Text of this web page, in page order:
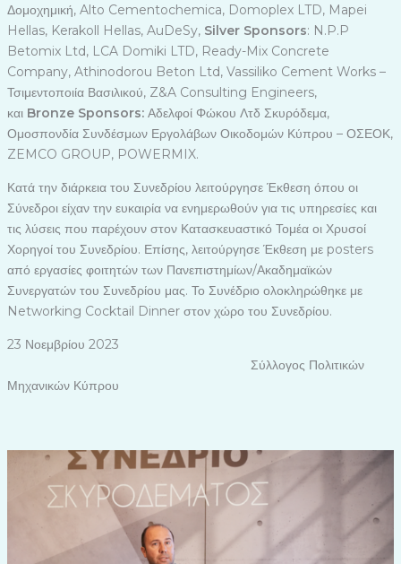
Δομοχημική, Alto Cementochemica, Domoplex LTD, Mapei
Hellas, Kerakoll Hellas, AuDeSy, Silver Sponsors: N.P.P
Betomix Ltd, LCA Domiki LTD, Ready-Mix Concrete
Company, Athinodorou Beton Ltd, Vassiliko Cement Works –
Τσιμεντοποιία Βασιλικού, Z&A Consulting Engineers,
και Bronze Sponsors: Αδελφοί Φώκου Λτδ Σκυρόδεμα,
Ομοσπονδία Συνδέσμων Εργολάβων Οικοδομών Κύπρου – ΟΣΕΟΚ,
ZEMCO GROUP, POWERMIX.
Κατά την διάρκεια του Συνεδρίου λειτούργησε Έκθεση όπου οι
Σύνεδροι είχαν την ευκαιρία να ενημερωθούν για τις υπηρεσίες και
τις λύσεις που παρέχουν στον Κατασκευαστικό Τομέα οι Χρυσοί
Χορηγοί του Συνεδρίου. Επίσης, λειτούργησε Έκθεση με posters
από εργασίες φοιτητών των Πανεπιστημίων/Ακαδημαϊκών
Συνεργατών του Συνεδρίου μας. Το Συνέδριο ολοκληρώθηκε με
Networking Cocktail Dinner στον χώρο του Συνεδρίου.
23 Νοεμβρίου 2023
Σύλλογος Πολιτικών
Μηχανικών Κύπρου